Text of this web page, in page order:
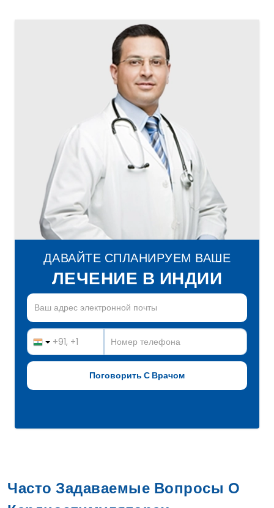
ДАВАЙТЕ СПЛАНИРУЕМ ВАШЕ
ЛЕЧЕНИЕ В ИНДИИ
Часто Задаваемые Вопросы О